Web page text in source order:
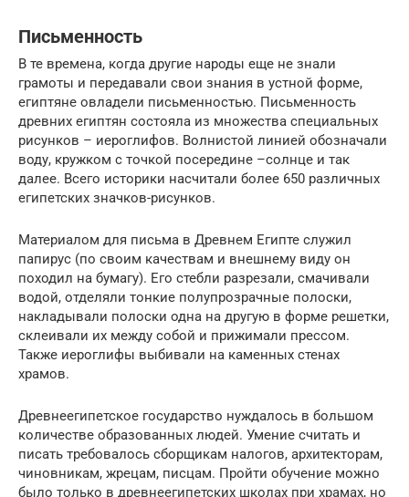
Письменность
В те времена, когда другие народы еще не знали
грамоты и передавали свои знания в устной форме,
египтяне овладели письменностью. Письменность
древних египтян состояла из множества специальных
рисунков – иероглифов. Волнистой линией обозначали
воду, кружком с точкой посередине –солнце и так
далее. Всего историки насчитали более 650 различных
египетских значков-рисунков.
Материалом для письма в Древнем Египте служил
папирус (по своим качествам и внешнему виду он
походил на бумагу). Его стебли разрезали, смачивали
водой, отделяли тонкие полупрозрачные полоски,
накладывали полоски одна на другую в форме решетки,
склеивали их между собой и прижимали прессом.
Также иероглифы выбивали на каменных стенах
храмов.
Древнеегипетское государство нуждалось в большом
количестве образованных людей. Умение считать и
писать требовалось сборщикам налогов, архитекторам,
чиновникам, жрецам, писцам. Пройти обучение можно
было только в древнеегипетских школах при храмах, но